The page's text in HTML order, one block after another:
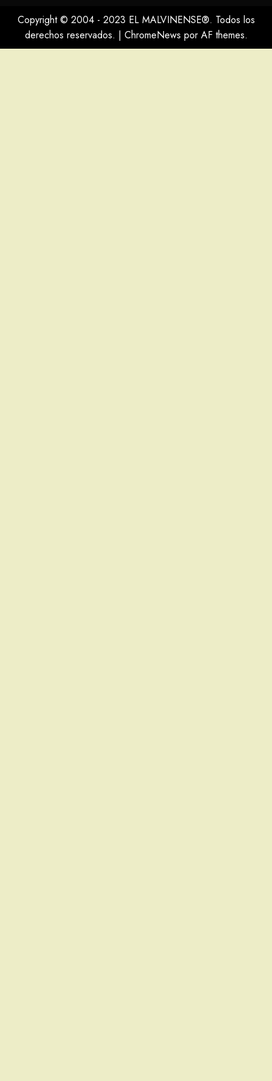
Copyright © 2004 - 2023 EL MALVINENSE®. Todos los
derechos reservados. | ChromeNews por AF themes.